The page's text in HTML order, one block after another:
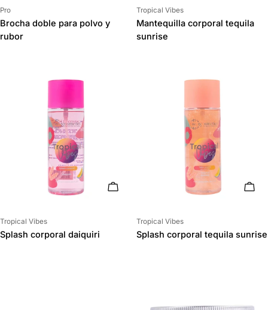
Proveedor:
Pro
Brocha doble para polvo y
rubor
Proveedor:
Tropical Vibes
Mantequilla corporal tequila
sunrise
AÑADIR AL CARRITO
Proveedor:
Tropical Vibes
Splash corporal daiquiri
Proveedor:
Tropical Vibes
Splash corporal tequila sunrise